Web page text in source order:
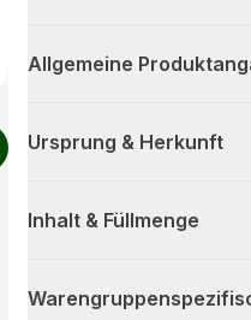
Allgemeine
Ursprung & Herkunft
Inhalt & Füllmenge